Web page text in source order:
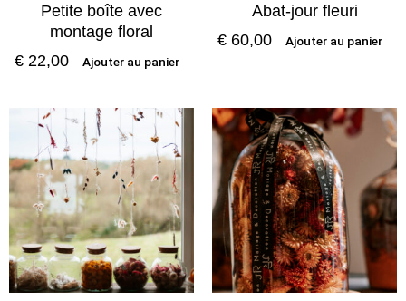
Petite boîte avec
montage floral
€ 22,00 Ajouter au panier
Abat-jour fleuri
€ 60,00 Ajouter au panier